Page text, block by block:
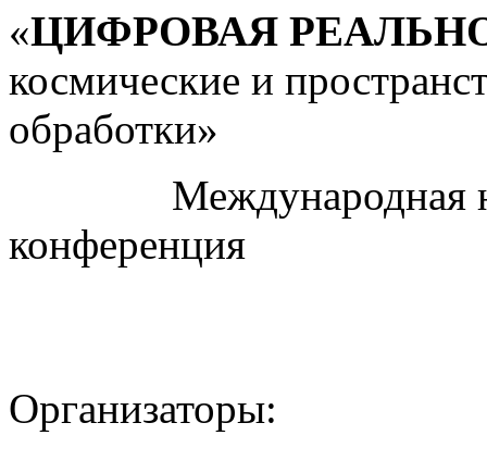
«ЦИФРОВАЯ
космические и
обработки»
Международная
конференция
Организаторы: